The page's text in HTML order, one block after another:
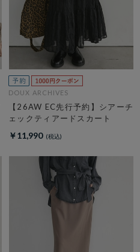
DOUX ARCHIVES
【26AW EC先行予約】シアーチ
ェックティアードスカート
￥11,990